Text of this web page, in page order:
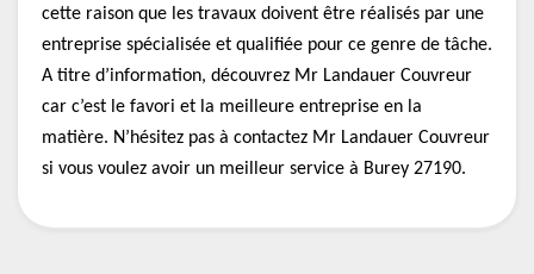
cette raison que les travaux doivent être réalisés par une
entreprise spécialisée et qualifiée pour ce genre de tâche.
A titre d’information, découvrez Mr Landauer Couvreur
car c’est le favori et la meilleure entreprise en la
matière. N’hésitez pas à contactez Mr Landauer Couvreur
si vous voulez avoir un meilleur service à Burey 27190.